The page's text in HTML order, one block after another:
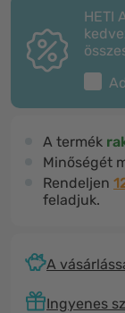
HETI
A termék
Minőségét
Rendeljen
feladjuk.
A
Ingyenes